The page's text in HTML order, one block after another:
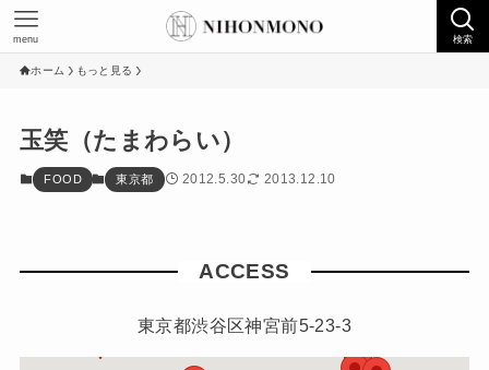
検索
menu
ホーム もっと見る
玉笑（たまわらい）
FOOD 東京都 2012.5.30 2013.12.10
ACCESS
東京都渋谷区神宮前5-23-3